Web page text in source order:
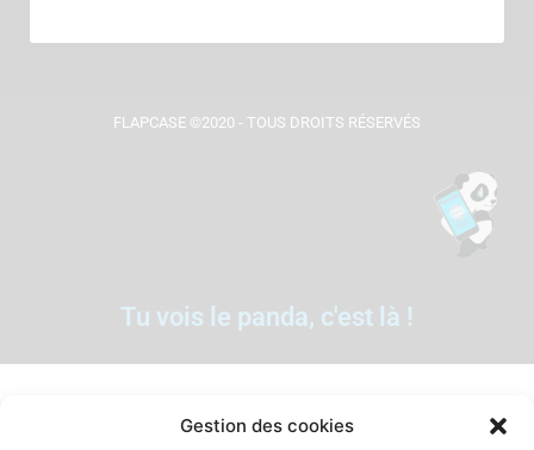
Gestion des cookies
FLAPCASE ©2020 - TOUS DROITS RÉSERVÉS
Tu vois le panda, c'est là !